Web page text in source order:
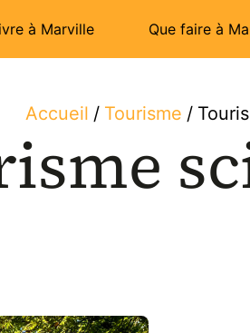
à Marville Que faire à
Accueil / Tourisme /